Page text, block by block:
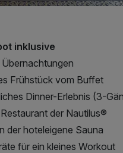
inklusive
Frühstück vom Buffet
Dinner-Erlebnis (3-
der Nautilus®
der hoteleigene Sauna
für ein kleines Workout